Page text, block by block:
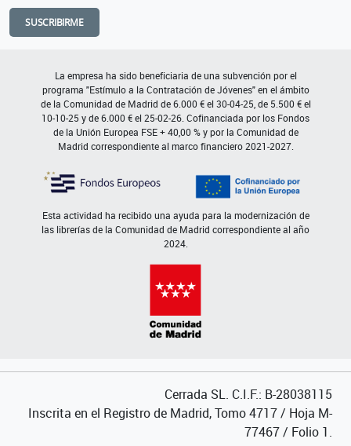
SUSCRIBIRME
La empresa ha sido beneficiaria de una subvención por el
programa "Estímulo a la Contratación de Jóvenes" en el ámbito
de la Comunidad de Madrid de 6.000 € el 30-04-25, de 5.500 € el
10-10-25 y de 6.000 € el 25-02-26. Cofinanciada por los Fondos
de la Unión Europea FSE + 40,00 % y por la Comunidad de
Madrid correspondiente al marco financiero 2021-2027.
Esta actividad ha recibido una ayuda para la modernización de
las librerías de la Comunidad de Madrid correspondiente al año
2024.
Cerrada SL. C.I.F.: B-28038115
Inscrita en el Registro de Madrid, Tomo 4717 / Hoja M-
77467 / Folio 1.